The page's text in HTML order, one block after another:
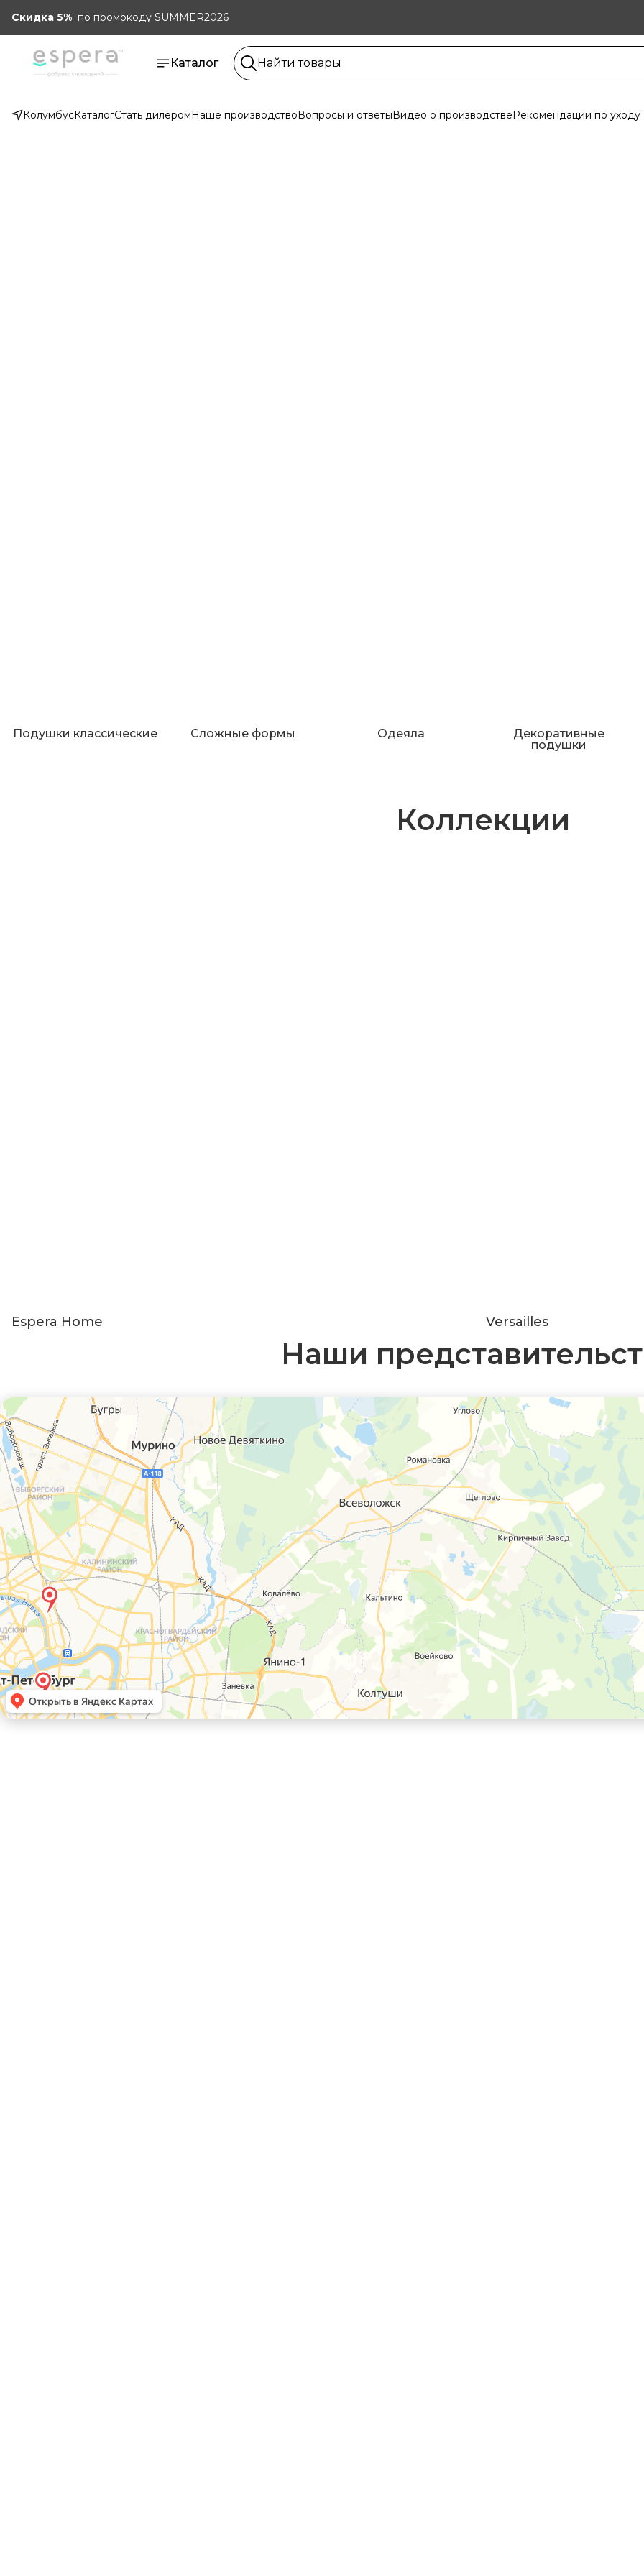
Скидка 5% по промокоду SUMMER2026
Каталог
КолумбусКаталогСтать дилеромНаше производствоВопросы и ответыВидео о производствеРекомендации по уходу
Подушки классические Сложные формы Одеяла
Декоративные
подушки
Коллекции
Espera Home Versailles
Наши